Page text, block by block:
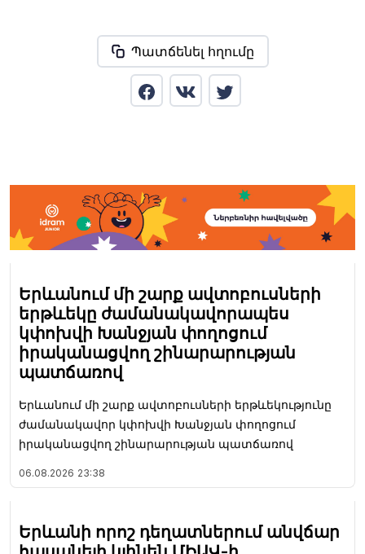
Պատճենել հղումը
Երևանում մի շարք ավտոբուսների
երթևեկը ժամանակավորապես
կփոխվի Խանջյան փողոցում
իրականացվող շինարարության
պատճառով
Երևանում մի շարք ավտոբուսների երթևեկությունը
ժամանակավոր կփոխվի Խանջյան փողոցում
իրականացվող շինարարության պատճառով
06.08.2026 23:38
Երևանի որոշ դեղատներում անվճար